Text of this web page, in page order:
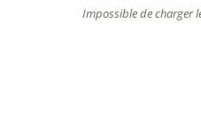
Impossible de charger